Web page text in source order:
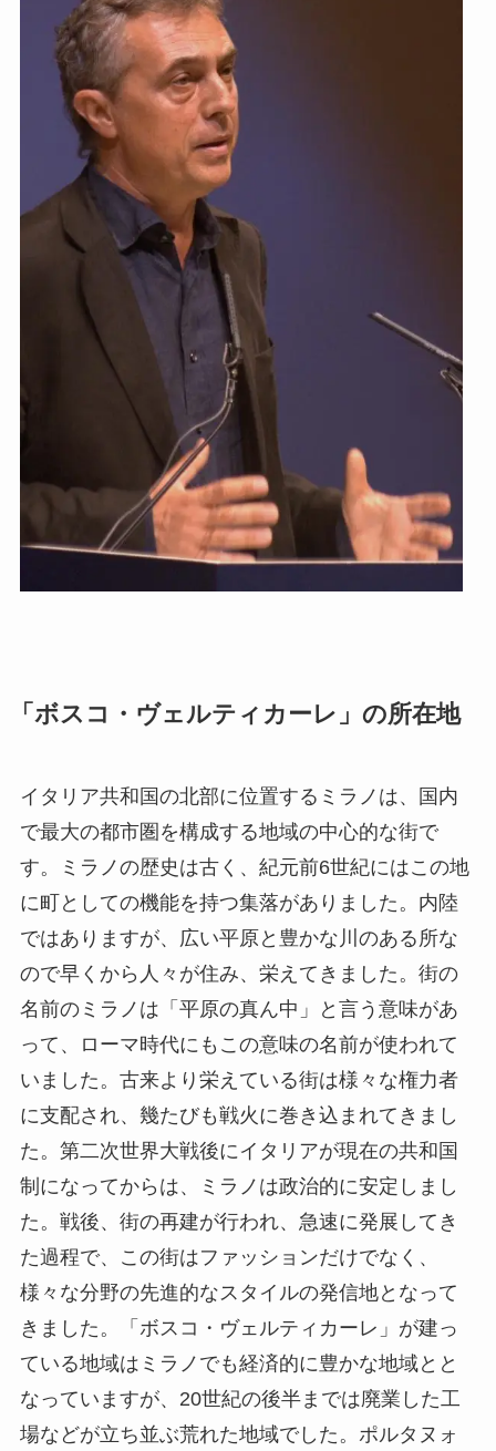
「ボスコ・ヴェルティカーレ」の所在地
イタリア共和国の北部に位置するミラノは、国内
で最大の都市圏を構成する地域の中心的な街で
す。ミラノの歴史は古く、紀元前6世紀にはこの地
に町としての機能を持つ集落がありました。内陸
ではありますが、広い平原と豊かな川のある所な
ので早くから人々が住み、栄えてきました。街の
名前のミラノは「平原の真ん中」と言う意味があ
って、ローマ時代にもこの意味の名前が使われて
いました。古来より栄えている街は様々な権力者
に支配され、幾たびも戦火に巻き込まれてきまし
た。第二次世界大戦後にイタリアが現在の共和国
制になってからは、ミラノは政治的に安定しまし
た。戦後、街の再建が行われ、急速に発展してき
た過程で、この街はファッションだけでなく、
様々な分野の先進的なスタイルの発信地となって
きました。「ボスコ・ヴェルティカーレ」が建っ
ている地域はミラノでも経済的に豊かな地域とと
なっていますが、20世紀の後半までは廃業した工
場などが立ち並ぶ荒れた地域でした。ポルタヌォ